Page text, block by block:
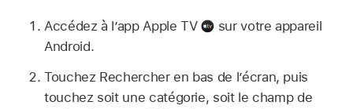
Accédez à l’app Apple TV
sur votre appareil
Android.
Touchez Rechercher en bas de l’écran, puis
touchez soit une catégorie, soit le champ de